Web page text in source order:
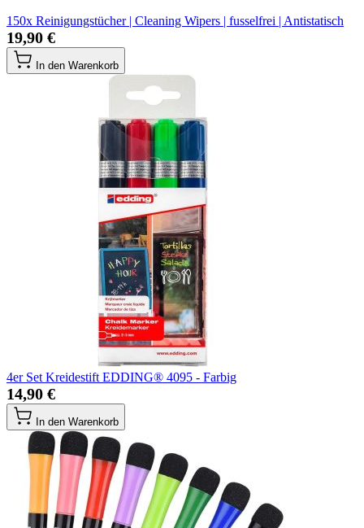
150x Reinigungstücher | Cleaning Wipers | fusselfrei | Antistatisch
19,90 €
In den Warenkorb
4er Set Kreidestift EDDING® 4095 - Farbig
14,90 €
In den Warenkorb